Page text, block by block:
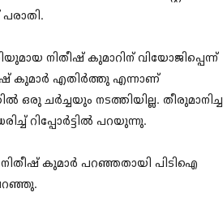
നിതീഷ് കുമാറിന് വിയോജിപ്പെന്ന്
കുമാർ എതിർത്തു എന്നാണ്
ഒരു ചർച്ചയും നടത്തിയില്ല. തീരുമാനിച്ച
റിപ്പോർട്ടിൽ പറയുന്നു.
നിതീഷ് കുമാർ പറഞ്ഞതായി പിടിഐ